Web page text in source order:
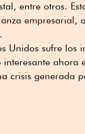
entre otros.
empresarial,
Unidos sufre los
ahora
crisis generada